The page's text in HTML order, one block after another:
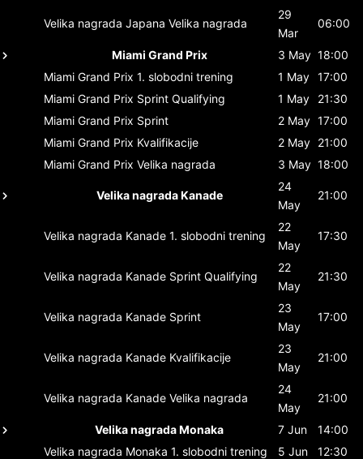
Velika nagrada Japana Velika nagrada
29
Mar
06:00
Miami Grand Prix 3 May 18:00
Miami Grand Prix 1. slobodni trening 1 May 17:00
Miami Grand Prix Sprint Qualifying 1 May
21:30
Miami Grand Prix Sprint 2 May 17:00
Miami Grand Prix Kvalifikacije 2 May 21:00
Miami Grand Prix Velika nagrada 3 May 18:00
Velika nagrada Kanade
24
May
21:00
Velika nagrada Kanade 1. slobodni trening
22
May
17:30
Velika nagrada Kanade Sprint Qualifying
22
May
21:30
Velika nagrada Kanade Sprint
23
May
17:00
Velika nagrada Kanade Kvalifikacije
23
May
21:00
Velika nagrada Kanade Velika nagrada
24
May
21:00
Velika nagrada Monaka 7 Jun
14:00
Velika nagrada Monaka 1. slobodni trening 5 Jun
12:30